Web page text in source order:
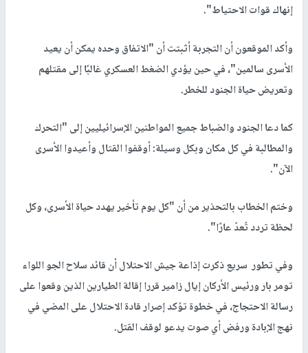
إنهاك قوات الاحتياط".
وأكد الموقعون أن التجربة أثبتت أن "الاتفاق وحده يمكن أن يعيد
الأسرى سالمين"، في حين يؤدي الضغط العسكري غالبًا إلى مقتلهم
وتعريض حياة الجنود للخطر.
كما دعا الجنود والضباط جميع المواطنين الإسرائيليين إلى "التحرك
والمطالبة في كل مكان وبكل وسيلة: أوقفوا القتال وأعيدوا الأسرى
الآن".
وختم الخطاب بالتحذير من أن "كل يوم تأخير يهدد حياة الأسرى، وكل
لحظة تردد تُعدّ عارًا".
وفي تطور سريع ذكرت إذاعة جيش الاحتلال أن قائد سلاح الجو اللواء
تومر بار ورئيس الأركان إيال زامير قررا إقالة الطيارين الذين وقعوا على
رسالة الاحتجاج، في خطوة تؤكد إصرار قادة الاحتلال على المضي في
نهج الإبادة ورفض أي صوت يدعو لوقف القتل.